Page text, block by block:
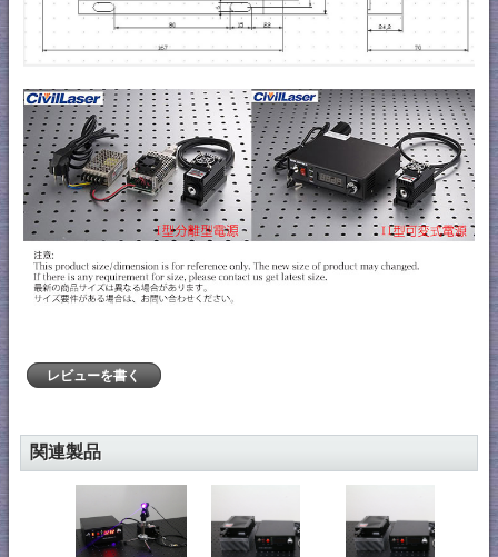
レビューを書く
関連製品